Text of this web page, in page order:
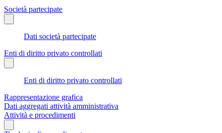
Società partecipate
Dati società partecipate
Enti di diritto privato controllati
Enti di diritto privato controllati
Rappresentazione grafica
Dati aggregati attività amministrativa
Attività e procedimenti